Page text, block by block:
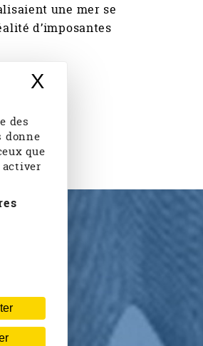
des
donne
que
activer
X
une mer se
d’imposantes